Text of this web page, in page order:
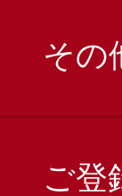
その
ご登